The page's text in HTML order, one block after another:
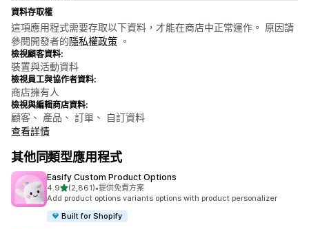
資料存取權
這項應用程式需要存取以下資料，才能在商店中正常運作。 原因請
參閱開發者的隱私權政策 。
檢視顧客資料:
裝置與活動資料
檢視員工與協作者資料:
商店擁有人
檢視與編輯商店資料:
顧客、 產品、 訂單、 自訂資料
查看詳情
其他同類型應用程式
Easify Custom Product Options
4.9滿分 5 顆星
(2,861)
共有 2861 則評價
•提供免費方案
Add product options variants options with product personalizer
Built for Shopify